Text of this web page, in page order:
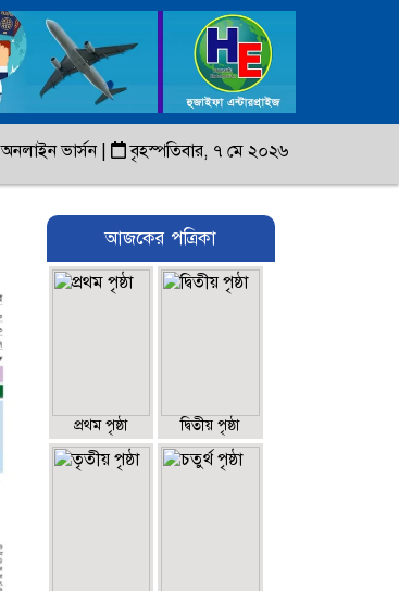
অনলাইন ভার্সন | বৃহস্পতিবার, ৭ মে ২০২৬
আজকের পত্রিকা
প্রথম পৃষ্ঠা দ্বিতীয় পৃষ্ঠা